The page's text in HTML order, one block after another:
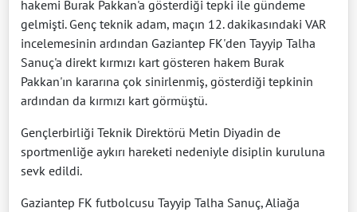
hakemi Burak Pakkan'a gösterdiği tepki ile gündeme
gelmişti. Genç teknik adam, maçın 12. dakikasındaki VAR
incelemesinin ardından Gaziantep FK'den Tayyip Talha
Sanuç'a direkt kırmızı kart gösteren hakem Burak
Pakkan'ın kararına çok sinirlenmiş, gösterdiği tepkinin
ardından da kırmızı kart görmüştü.
Gençlerbirliği Teknik Direktörü Metin Diyadin de
sportmenliğe aykırı hareketi nedeniyle disiplin kuruluna
sevk edildi.
Gaziantep FK futbolcusu Tayyip Talha Sanuç, Aliağa